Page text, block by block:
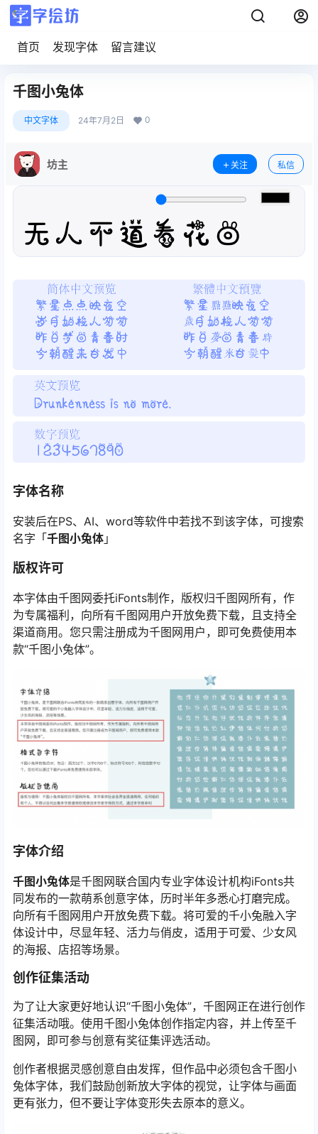
首页 发现字体 留言建议
千图小兔体
中文字体 24年7月2日 0
坊主 关注 私信
无人不道看花回
字体名称
安装后在PS、AI、word等软件中若找不到该字体，可搜索
名字「千图小兔体 」
版权许可
本字体由千图网委托iFonts制作，版权归千图网所有，作
为专属福利，向所有千图网用户开放免费下载，且支持全
渠道商用。您只需注册成为千图网用户，即可免费使用本
款“千图小兔体”。
字体介绍
千图小兔体是千图网联合国内专业字体设计机构iFonts共
同发布的一款萌系创意字体，历时半年多悉心打磨完成。
向所有千图网用户开放免费下载。将可爱的千小兔融入字
体设计中，尽显年轻、活力与俏皮，适用于可爱、少女风
的海报、店招等场景。
创作征集活动
为了让大家更好地认识“千图小兔体”，千图网正在进行创作
征集活动哦。使用千图小兔体创作指定内容，并上传至千
图网，即可参与创意有奖征集评选活动。
创作者根据灵感创意自由发挥，但作品中必须包含千图小
兔体字体，我们鼓励创新放大字体的视觉，让字体与画面
更有张力，但不要让字体变形失去原本的意义。